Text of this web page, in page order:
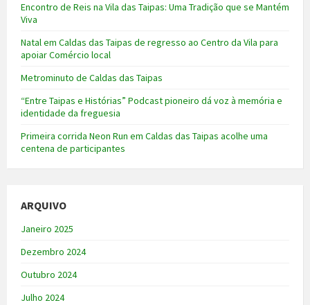
Encontro de Reis na Vila das Taipas: Uma Tradição que se Mantém
Viva
Natal em Caldas das Taipas de regresso ao Centro da Vila para
apoiar Comércio local
Metrominuto de Caldas das Taipas
“Entre Taipas e Histórias” Podcast pioneiro dá voz à memória e
identidade da freguesia
Primeira corrida Neon Run em Caldas das Taipas acolhe uma
centena de participantes
ARQUIVO
Janeiro 2025
Dezembro 2024
Outubro 2024
Julho 2024